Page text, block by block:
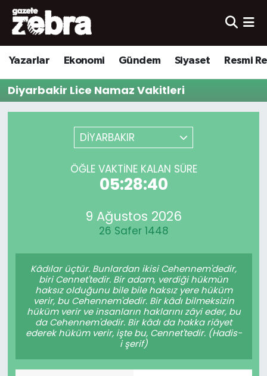
Yazarlar Ekonomi Gündem Siyaset Resmi
Diyarbakir Lice Namaz Vakitleri
DİYARBAKIR
ÖĞLE VAKTINE KALAN SÜRE
05:28:40
9 Ağustos 2026
26 Safer 1448
Kâdılar üçtür. Bunlardan ikisi Cehennem'dedir,
biri Cennet'tedir. Bir adam, verdiği hükmün
haksız olduğunu bile bile haksız yere hüküm
verir, bu Cehennem'dedir. Bir kâdı bilmeksizin
hüküm verir ve insanların haklarını zâyi eder, bu
da Cehennem'dedir. Bir kâdı da hakka riâyet
ederek hüküm verir, işte bu, Cennet'tedir. (Hadis-
i şerif)
Yazarlar
Ekonomi
Kültür-Sanat
Nöbetçi Eczaneler
Hava Durumu
Trafik Durumu
Süper Lig Puan Durumu ve Fikstür
Tüm Manşetler